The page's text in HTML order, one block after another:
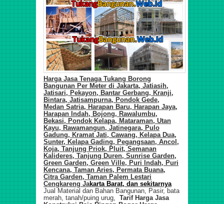
Harga Jasa Tenaga Tukang Borong
Bangunan Per Meter di Jakarta, Jatiasih,
Jatisari, Pekayon, Bantar Gerbang, Kranji,
Bintara, Jatisampurna, Pondok Gede,
Medan Satria, Harapan Baru, Harapan Jaya,
Harapan Indah, Bojong, Rawalumbu,
Bekasi, Pondok Kelapa, Mataraman, Utan
Kayu, Rawamangun, Jatinegara, Pulo
Gadung, Kramat Jati, Cawang, Kelapa Dua,
Sunter, Kelapa Gading, Pegangsaan, Ancol,
Koja, Tanjung Priok, Pluit, Semanan
Kalideres, Tanjung Duren, Sunrise Garden,
Green Garden, Green Ville, Puri Indah, Puri
Kencana, Taman Aries, Permata Buana,
Citra Garden, Taman Palem Lestari
Cengkareng Jakarta Barat, dan sekitarnya
Jual Material dan Bahan Bangunan, Pasir, bata
merah, tanah/puing urug, Tarif Harga Jasa